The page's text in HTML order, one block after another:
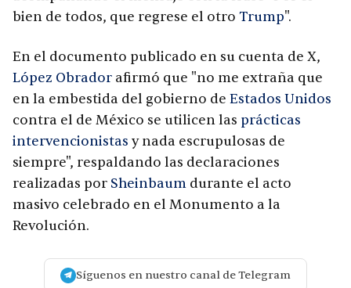
bien de todos, que regrese el otro Trump".
En el documento publicado en su cuenta de X,
López Obrador afirmó que "no me extraña que
en la embestida del gobierno de Estados Unidos
contra el de México se utilicen las prácticas
intervencionistas y nada escrupulosas de
siempre", respaldando las declaraciones
realizadas por Sheinbaum durante el acto
masivo celebrado en el Monumento a la
Revolución.
Síguenos en nuestro canal de Telegram